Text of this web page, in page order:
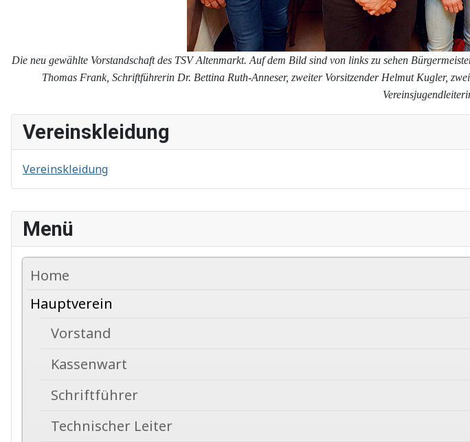
Menü
Home
Hauptverein
Vorstand
Kassenwart
Schriftführer
Technischer Leiter
Die neu gewählte Vorstandschaft des TSV Altenmarkt. Auf dem Bild sind von links zu sehen
Thomas Frank, Schriftführerin Dr. Bettina Ruth-Anneser, zweiter Vorsitzender Helmut Kugler,
Vereinskleidung
Vereinskleidung